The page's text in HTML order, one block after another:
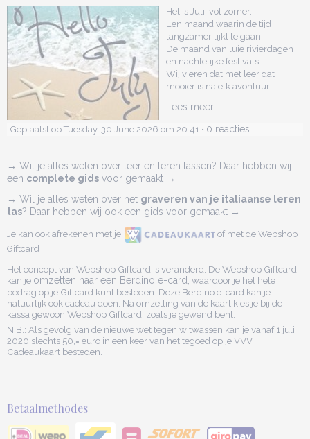
Het is Juli, vol zomer.
Een maand waarin de tijd
langzamer lijkt te gaan.
De maand van luie rivierdagen
en nachtelijke festivals.
Wij vieren dat met leer dat
mooier is na elk avontuur.
Lees meer
Geplaatst op Tuesday, 30 June 2026 om 20:41 • 0 reacties
→ Wil je alles weten over leer en leren tassen? Daar hebben wij
een complete gids voor gemaakt →
→ Wil je alles weten over het graveren van je italiaanse leren
tas? Daar hebben wij ook een gids voor gemaakt →
Je kan ook afrekenen met je
of met de Webshop
Giftcard
Het concept van Webshop Giftcard is veranderd. De Webshop Giftcard
kan je omzetten naar een Berdino e-card, waardoor je het hele
bedrag op je Giftcard kunt besteden. Deze Berdino e-card kan je
natuurlijk ook cadeau doen. Na omzetting van de kaart kies je bij de
kassa gewoon Webshop Giftcard, zoals je gewend bent.
N.B.: Als gevolg van de nieuwe wet tegen witwassen kan je vanaf 1 juli
2020 slechts 50,= euro in een keer van het tegoed op je VVV
Cadeaukaart besteden.
Betaalmethodes